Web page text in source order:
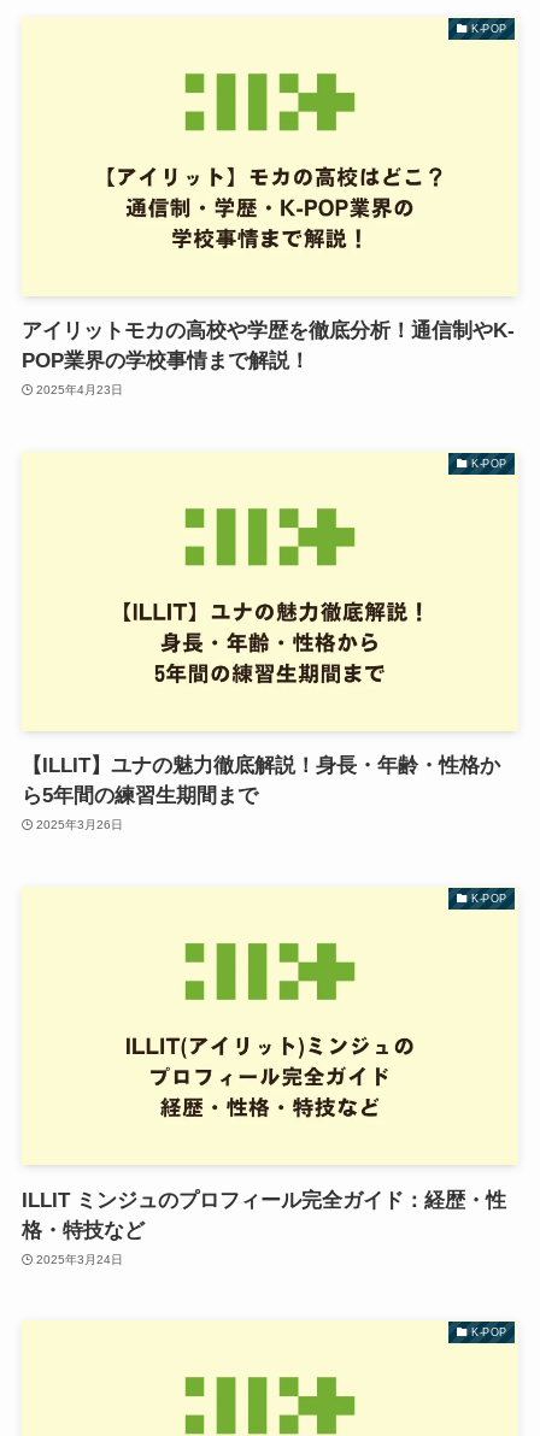
K-POP
アイリットモカの高校や学歴を徹底分析！通信制やK-
POP業界の学校事情まで解説！
2025年4月23日
K-POP
【ILLIT】ユナの魅力徹底解説！身長・年齢・性格か
ら5年間の練習生期間まで
2025年3月26日
K-POP
ILLIT ミンジュのプロフィール完全ガイド：経歴・性
格・特技など
2025年3月24日
K-POP